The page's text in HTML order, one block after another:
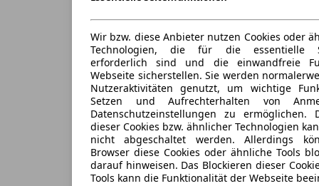
Wir bzw. diese Anbieter nutzen Cookies oder
Technologien, die für die essentielle
erforderlich sind und die einwandfreie
Webseite sicherstellen. Sie werden
Nutzeraktivitäten genutzt, um wichtige
Setzen und Aufrechterhalten von
Datenschutzeinstellungen zu ermöglichen.
dieser Cookies bzw. ähnlicher Technologien
nicht abgeschaltet werden. Allerdings
Browser diese Cookies oder ähnliche Tools
darauf hinweisen. Das Blockieren dieser
Tools kann die Funktionalität der Webseite